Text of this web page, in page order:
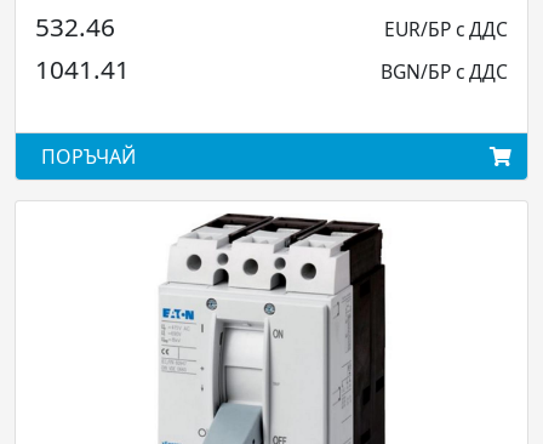
EUR/БР с ДДС
BGN/БР с ДДС
1080.24
2112.77
ПОРЪЧАЙ